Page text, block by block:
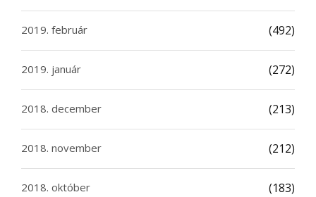
2019. február (492)
2019. január (272)
2018. december (213)
2018. november (212)
2018. október (183)